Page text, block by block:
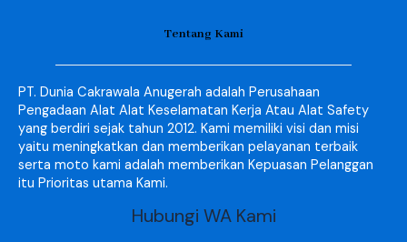
Tentang Kami
PT. Dunia Cakrawala Anugerah adalah Perusahaan
Pengadaan Alat Alat Keselamatan Kerja Atau Alat Safety
yang berdiri sejak tahun 2012. Kami memiliki visi dan misi
yaitu meningkatkan dan memberikan pelayanan terbaik
serta moto kami adalah memberikan Kepuasan Pelanggan
itu Prioritas utama Kami.
Hubungi WA Kami